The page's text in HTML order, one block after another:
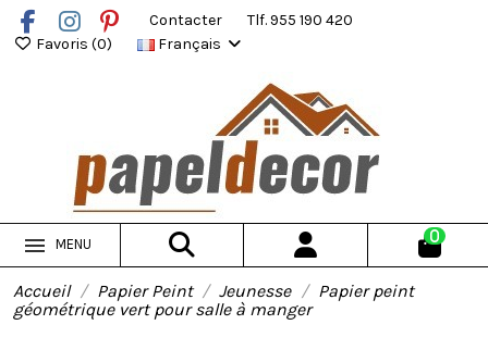
Contacter
Tlf. 955 190 420
Favoris (0) Français
MENU 0
Accueil Papier Peint Jeunesse
Papier peint
géométrique vert pour salle à manger